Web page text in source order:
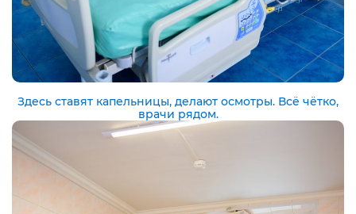
Здесь ставят капельницы, делают осмотры. Всё чётко,
врачи рядом.